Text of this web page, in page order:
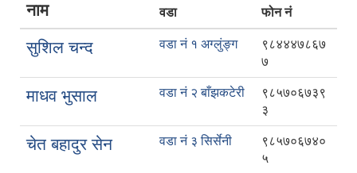
नाम वडा फोन नं
सुशिल चन्द वडा नं १ अग्लुंङ्ग
९८४४४७८६७
७
माधव भुसाल वडा नं २ बाँझकटेरी
९८५७०६७३९
३
चेत बहादुर सेन वडा नं ३ सिर्सेनी
९८५७०६७४०
५